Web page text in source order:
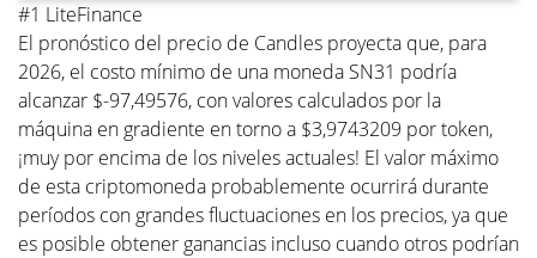
#1 LiteFinance
El pronóstico del precio de Candles proyecta que, para
2026, el costo mínimo de una moneda SN31 podría
alcanzar $-97,49576, con valores calculados por la
máquina en gradiente en torno a $3,9743209 por token,
¡muy por encima de los niveles actuales! El valor máximo
de esta criptomoneda probablemente ocurrirá durante
períodos con grandes fluctuaciones en los precios, ya que
es posible obtener ganancias incluso cuando otros podrían